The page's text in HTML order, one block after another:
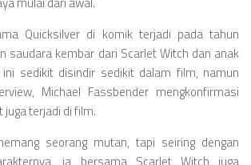
Quicksilver di komik terjadi pada tahun
saudara kembar dari Scarlet Witch dan anak
sedikit disindir sedikit dalam film, namun
Michael Fassbender mengkonfirmasi
terjadi di film.
seorang mutan, tapi seiring dengan